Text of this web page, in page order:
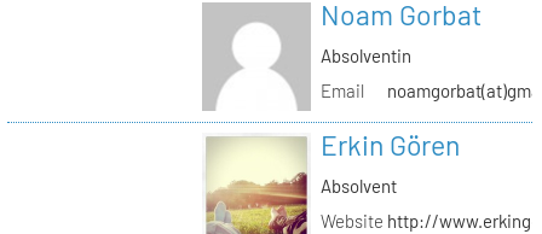
Noam Gorbat
Absolventin
Email
Erkin Gören
Absolvent
Website http://